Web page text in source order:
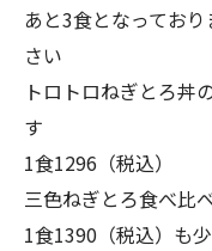
あと3食となってお
さい
トロトロねぎとろ丼
す
1食1296（税込）
三色ねぎとろ食べ比
1食1390（税込）も少